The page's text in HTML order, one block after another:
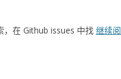
，在 Github issues 中找 继续阅